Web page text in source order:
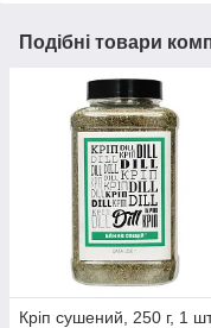
Подібні товари
Кріп сушений, 250 г, 1